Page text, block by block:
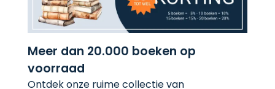
Meer dan 20.000 boeken op
voorraad
Ontdek onze ruime collectie van